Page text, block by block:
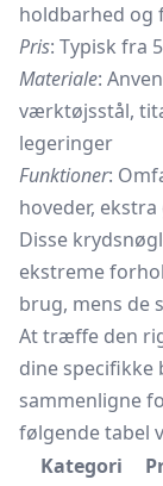
holdbarhed og
Pris: Typisk fra
Materiale:
værktøjsstål,
legeringer
Funktioner:
hoveder,
Disse
ekstreme
brug, mens de
At træffe den
dine specifikke
sammenligne
følgende tabel
Kategori